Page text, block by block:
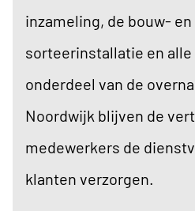
inzameling, de bouw-
sorteerinstallatie en
onderdeel van de
Noordwijk blijven de
medewerkers de
klanten verzorgen.